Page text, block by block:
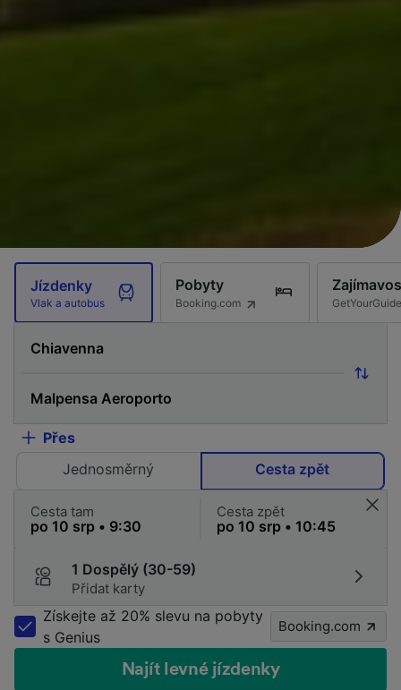
Jízdenky
Vlak a autobus
Pobyty
Booking.com GetYourGuide
Přes
Jednosměrný
Cesta zpět
Cesta tam Cesta zpět
1 Dospělý (30-59)
Přidat karty
Získejte až 20% slevu na pobyty
s Genius
Booking.com
Najít levné jízdenky